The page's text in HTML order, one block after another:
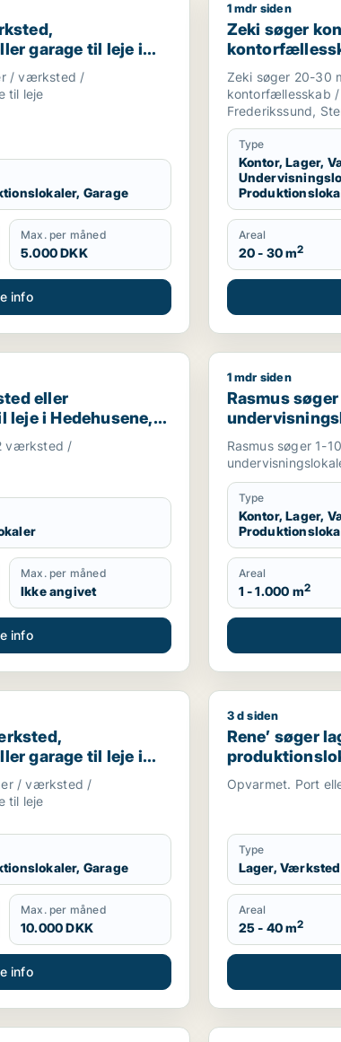
eller Hårlev m.fl.
produktionslokaler eller garage til leje i
garage til leje i
/ værksted /
til leje
Garage
Max. per måned
5.000 DKK
info
Zeki søger
1 mdr siden
Zeki søger
showroom,
garage til leje
eller Stenløse
Zeki søger 20-30
kontorfællesskab /
Frederikssund,
Type
Kontor, Lager,
Areal
20 - 30 m2
eller produktionslokaler til leje i Hedehusene,
eller
i Hedehusene,
værksted /
Max. per måned
Ikke angivet
info
Rasmus søger
1 mdr siden
Rasmus
eller garage til
Rasmus søger 1-
Type
Kontor, Lager,
Areal
1 - 1.000 m2
produktionslokaler eller garage til leje i
garage til leje i
/ værksted /
til leje
Garage
Max. per måned
10.000 DKK
info
Rene’ søger
3 d siden
Rene’ søger
Høje
Type
Lager,
Areal
25 - 40 m2